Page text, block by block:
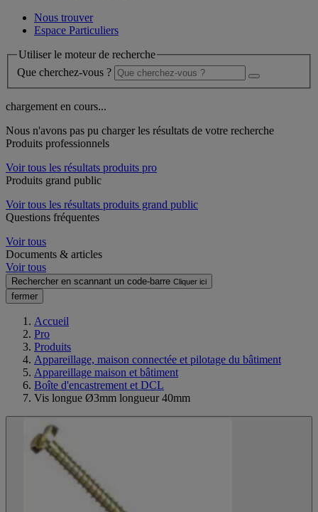
Nous trouver
Espace Particuliers
Utiliser le moteur de recherche
Que cherchez-vous ?
chargement en cours...
Nous n'avons pas pu charger les résultats de votre recherche
Produits professionnels
Voir tous les résultats produits pro
Produits grand public
Voir tous les résultats produits grand public
Questions fréquentes
Voir tous
Documents & articles
Voir tous
Rechercher en scannant un code-barre Cliquer ici
fermer
Accueil
Pro
Produits
Appareillage, maison connectée et pilotage du bâtiment
Appareillage maison et bâtiment
Boîte d'encastrement et DCL
Vis longue Ø3mm longueur 40mm